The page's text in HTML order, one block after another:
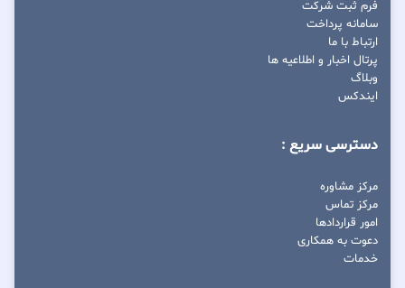
فرم ثبت شرکت
سامانه پرداخت
ارتباط با ما
پرتال اخبار و اطلاعیه ها
وبلاگ
ایندکس
دسترسی سریع :
مرکز مشاوره
مرکز تماس
امور قراردادها
دعوت به همکاری
خدمات